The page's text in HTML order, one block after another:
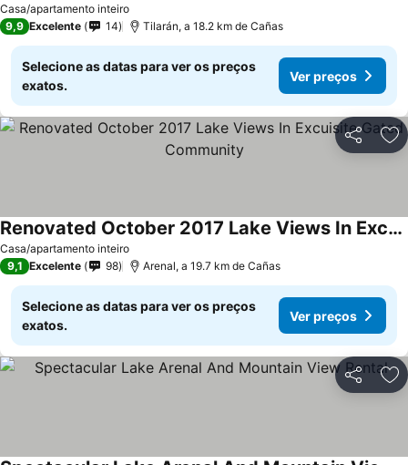
Casa/apartamento inteiro
9,9 Excelente 14 Tilarán, a 18.2 km de Cañas
Selecione as datas para ver os preços
exatos.
Ver preços
Partilhar
Casa/apartamento inteiro
Renovated October 2017 Lake Views In Excuisite Gated Community
9,1 Excelente 98 Arenal, a 19.7 km de Cañas
Selecione as datas para ver os preços
exatos.
Ver preços
Partilhar